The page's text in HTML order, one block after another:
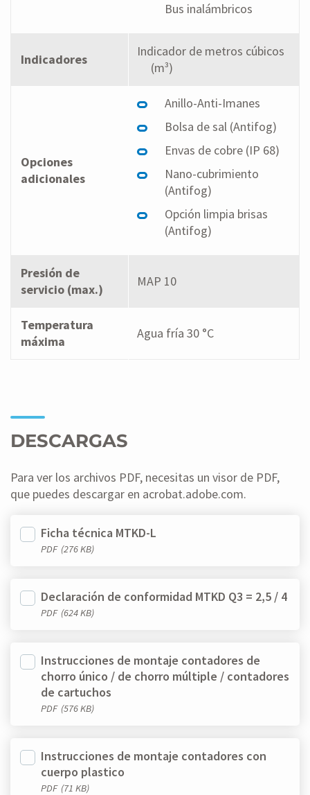
Bus inalámbricos
Indicadores
Indicador de metros cúbicos
(m³)
Opciones
adicionales
Anillo-Anti-Imanes
Bolsa de sal (Antifog)
Envas de cobre (IP 68)
Nano-cubrimiento
(Antifog)
Opción limpia brisas
(Antifog)
Presión de
servicio (max.)
MAP 10
Temperatura
máxima
Agua fría 30 °C
DESCARGAS
Para ver los archivos PDF, necesitas un visor de PDF,
que puedes descargar en acrobat.adobe.com.
Ficha técnica MTKD-L
PDF (276 KB)
Declaración de conformidad MTKD Q3 = 2,5 / 4
PDF (624 KB)
Instrucciones de montaje contadores de
chorro único / de chorro múltiple / contadores
de cartuchos
PDF (576 KB)
Instrucciones de montaje contadores con
cuerpo plastico
PDF (71 KB)